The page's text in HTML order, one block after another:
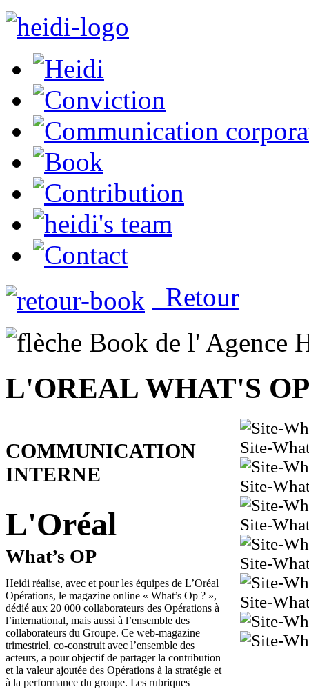
Retour
L'OREAL WHAT'S OP
COMMUNICATION
INTERNE
L'Oréal
What’s OP
Heidi réalise, avec et pour les équipes de L’Oréal
Opérations, le magazine online « What’s Op ? »,
dédié aux 20 000 collaborateurs des Opérations à
l’international, mais aussi à l’ensemble des
collaborateurs du Groupe. Ce web-magazine
trimestriel, co-construit avec l’ensemble des
acteurs, a pour objectif de partager la contribution
et la valeur ajoutée des Opérations à la stratégie et
à la performance du groupe. Les rubriques
Site-
Site-
Site-
Site-
Site-